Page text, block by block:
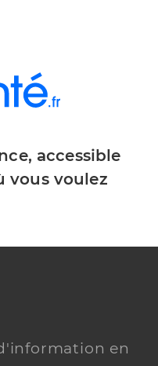
accessible
vous voulez
en